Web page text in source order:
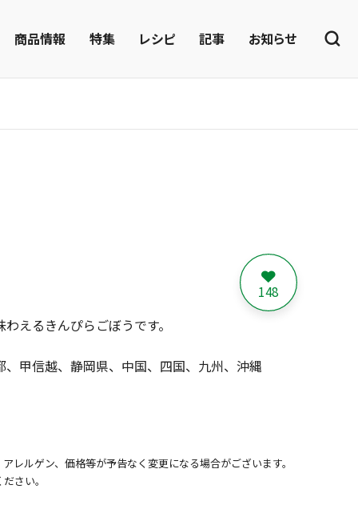
商品情報 特集 レシピ 記事 お知らせ
148
えるきんぴらごぼうです。
甲信越、静岡県、中国、四国、九州、沖縄
ルゲン、価格等が予告なく変更になる場合がございます。
さい。